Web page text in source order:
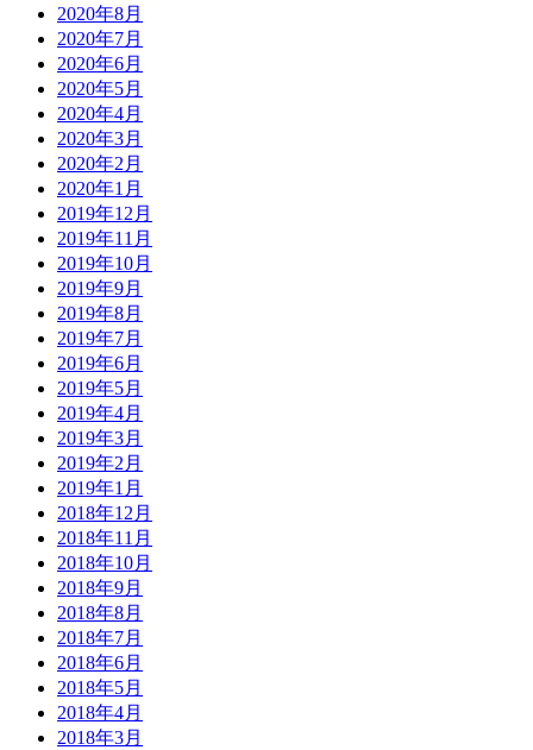
2020年8月
2020年7月
2020年6月
2020年5月
2020年4月
2020年3月
2020年2月
2020年1月
2019年12月
2019年11月
2019年10月
2019年9月
2019年8月
2019年7月
2019年6月
2019年5月
2019年4月
2019年3月
2019年2月
2019年1月
2018年12月
2018年11月
2018年10月
2018年9月
2018年8月
2018年7月
2018年6月
2018年5月
2018年4月
2018年3月